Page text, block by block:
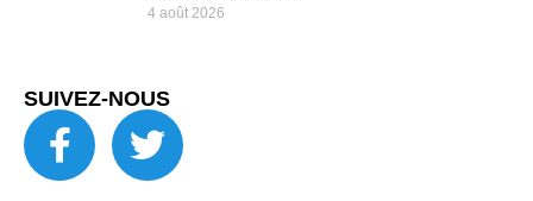
4 août 2026
SUIVEZ-NOUS